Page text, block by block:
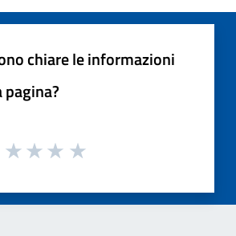
chiare le informazioni
pagina?